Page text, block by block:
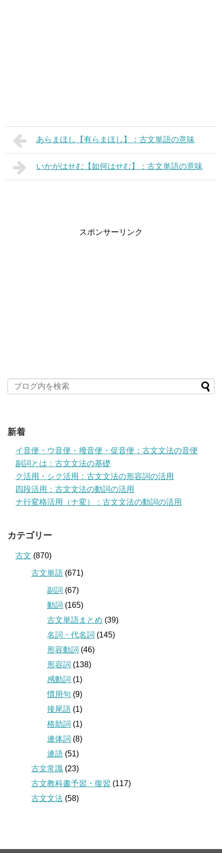
あらまほし【有らまほし】：古文単語の意味
いかがはせむ【如何はせむ】：古文単語の意味
スポンサーリンク
新着
イ音便・ウ音便・撥音便・促音便：古文文法の音便
副詞とは：古文文法の基礎
ク活用・シク活用：古文文法の形容詞の活用
四段活用：古文文法の動詞の活用
ナ行変格活用（ナ変）：古文文法の動詞の活用
カテゴリー
古文 (870)
古文単語 (671)
副詞 (67)
動詞 (165)
古文単語まとめ (39)
名詞・代名詞 (145)
形容動詞 (46)
形容詞 (138)
感動詞 (1)
慣用句 (9)
接尾語 (1)
格助詞 (1)
連体詞 (8)
連語 (51)
古文常識 (23)
古文教科書予習・復習 (117)
古文文法 (58)